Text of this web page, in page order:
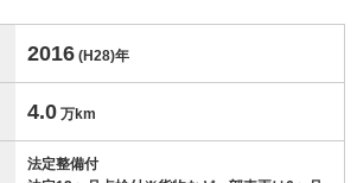
2016 (H28)年
4.0 万km
法定整備付